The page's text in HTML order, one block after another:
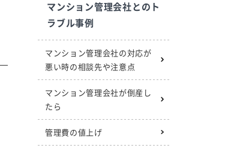
マンション管理会社とのト
ラブル事例
マンション管理会社の対応が
悪い時の相談先や注意点
マンション管理会社が倒産し
たら
管理費の値上げ